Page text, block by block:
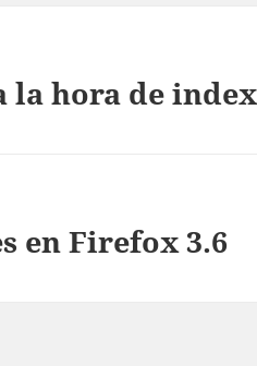
la hora de
en Firefox 3.6